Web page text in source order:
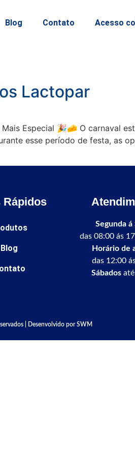
Blog Contato Acesso
Lactopar
Especial 🎉🧀 O carnaval
esse período de festa, as
Rápidos
Blog
Segunda á
das 08:00 ás
Horário de
das 12:00
Sábadosaté
| Desenvolvido por SWM